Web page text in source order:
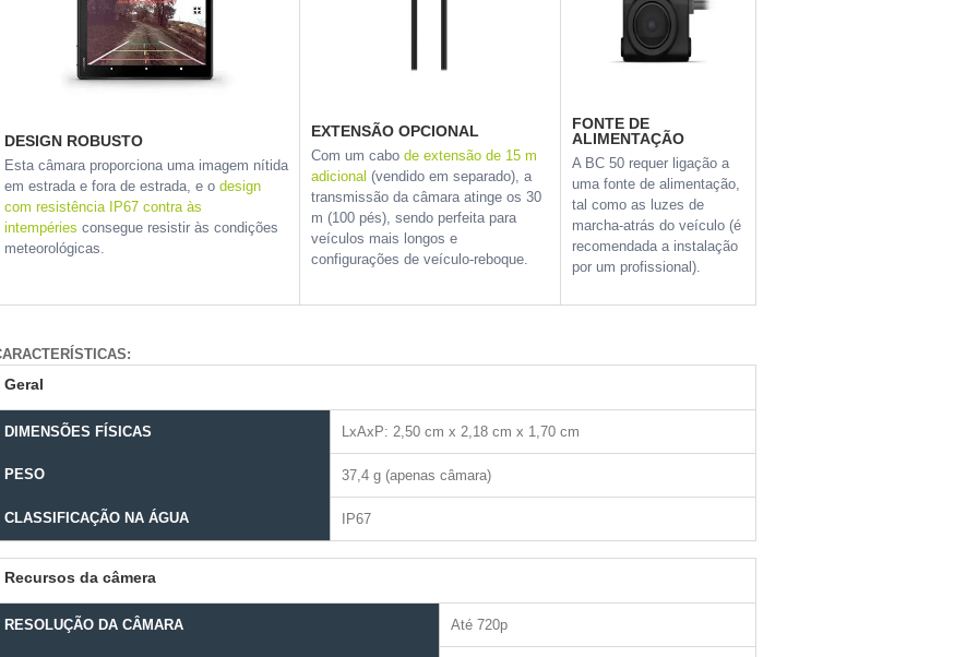
DESIGN ROBUSTO
Esta câmara proporciona uma imagem nítida
em estrada e fora de estrada, e odesign
com resistência IP67 contra às
intempéries consegue resistir às condições
meteorológicas.
EXTENSÃO OPCIONAL
Com um cabode extensão de 15 m
adicional (vendido em separado), a
transmissão da câmara atinge os 30
m (100 pés), sendo perfeita para
veículos mais longos e
configurações de veículo-reboque.
FONTE DE
ALIMENTAÇÃO
A BC 50 requer ligação a
uma fonte de alimentação,
tal como as luzes de
marcha-atrás do veículo (é
recomendada a instalação
por um profissional).
Geral
DIMENSÕES FÍSICAS LxAxP: 2,50 cm x 2,18 cm x 1,70 cm
PESO 37,4 g (apenas câmara)
CLASSIFICAÇÃO NA ÁGUA IP67
Recursos da câmera
RESOLUÇÃO DA CÂMARA Até 720p